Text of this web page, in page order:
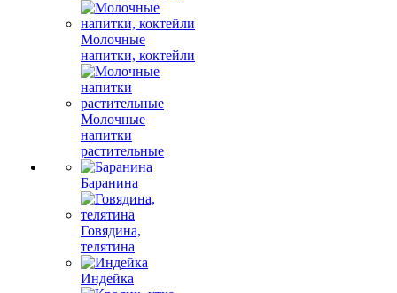
Молочные
напитки, коктейли
Молочные
напитки
растительные
Баранина
Говядина,
телятина
Индейка